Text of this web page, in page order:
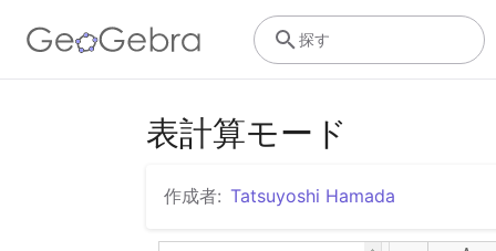
探す
表計算モード
作成者: Tatsuyoshi Hamada